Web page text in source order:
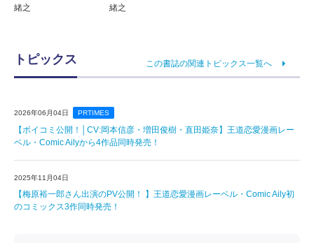
緒之
緒之
トピックス この書誌の関連トピックス一覧へ
2026年06月04日 PRTIMES
【ボイコミ公開！│CV:岡本信彦・増田俊樹・直田姫奈】王道恋愛漫画レー
ベル・Comic Ailyから4作品同時発売！
2025年11月04日
【梅原裕一郎さん出演のPV公開！ 】王道恋愛漫画レーベル・Comic Aily初
のコミックス3作同時発売！